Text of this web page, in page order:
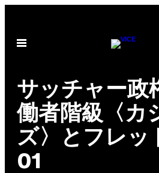
content
Open
サッチャー政
働者階級〈カ
ズ〉とフレッ
01